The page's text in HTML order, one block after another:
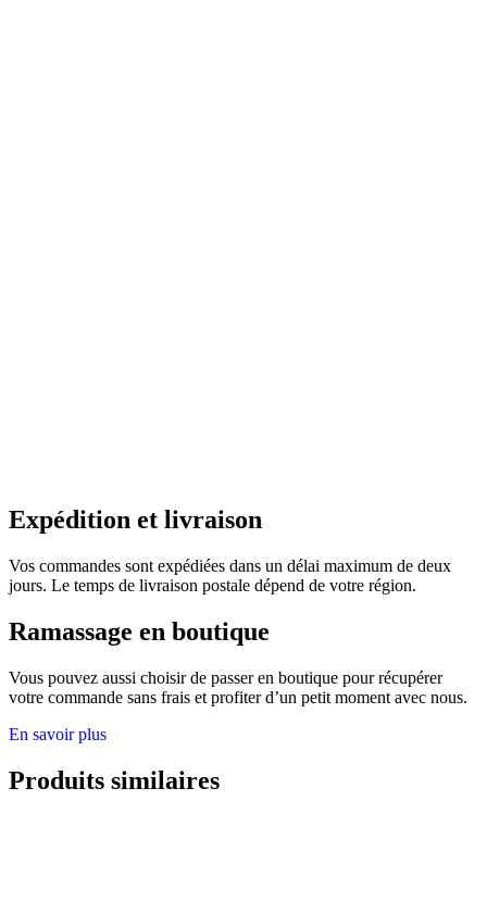
Expédition et livraison
Vos commandes sont expédiées dans un délai maximum de deux
jours. Le temps de livraison postale dépend de votre région.
Ramassage en boutique
Vous pouvez aussi choisir de passer en boutique pour récupérer
votre commande sans frais et profiter d’un petit moment avec nous.
En savoir plus
Produits similaires